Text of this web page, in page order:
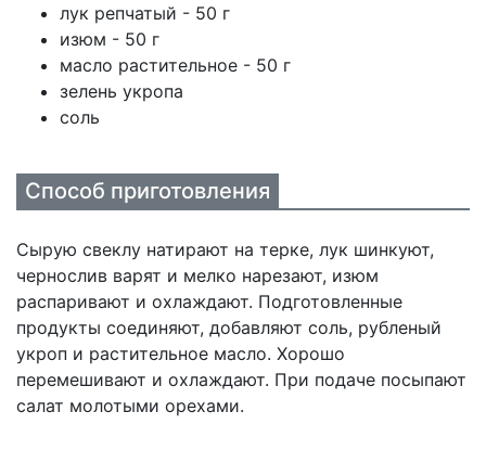
лук репчатый - 50 г
изюм - 50 г
масло растительное - 50 г
зелень укропа
соль
Способ приготовления
Сырую свеклу натирают на терке, лук шинкуют,
чернослив варят и мелко нарезают, изюм
распаривают и охлаждают. Подготовленные
продукты соединяют, добавляют соль, рубленый
укроп и растительное масло. Хорошо
перемешивают и охлаждают. При подаче посыпают
салат молотыми орехами.